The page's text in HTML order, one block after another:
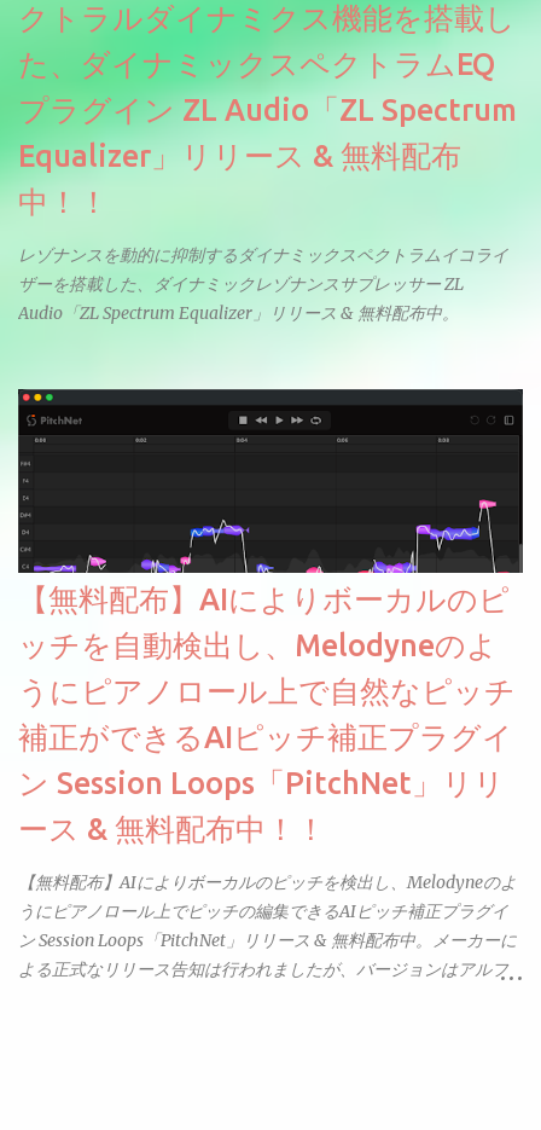
クトラルダイナミクス機能を搭載し
た、ダイナミックスペクトラムEQ
プラグイン ZL Audio「ZL Spectrum
Equalizer」リリース & 無料配布
中！！
レゾナンスを動的に抑制するダイナミックスペクトラムイコライ
ザーを搭載した、ダイナミックレゾナンスサプレッサー ZL
Audio「ZL Spectrum Equalizer」リリース & 無料配布中。
【無料配布】AIによりボーカルのピ
ッチを自動検出し、Melodyneのよ
うにピアノロール上で自然なピッチ
補正ができるAIピッチ補正プラグイ
ン Session Loops「PitchNet」リリ
ース & 無料配布中！！
【無料配布】AIによりボーカルのピッチを検出し、Melodyneのよ
うにピアノロール上でピッチの編集できるAIピッチ補正プラグイ
ン Session Loops「PitchNet」リリース & 無料配布中。メーカーに
よる正式なリリース告知は行われましたが、バージョンはアルフ